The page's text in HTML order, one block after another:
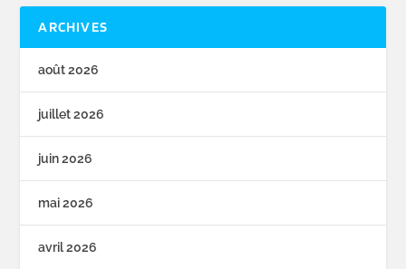
ARCHIVES
août 2026
juillet 2026
juin 2026
mai 2026
avril 2026